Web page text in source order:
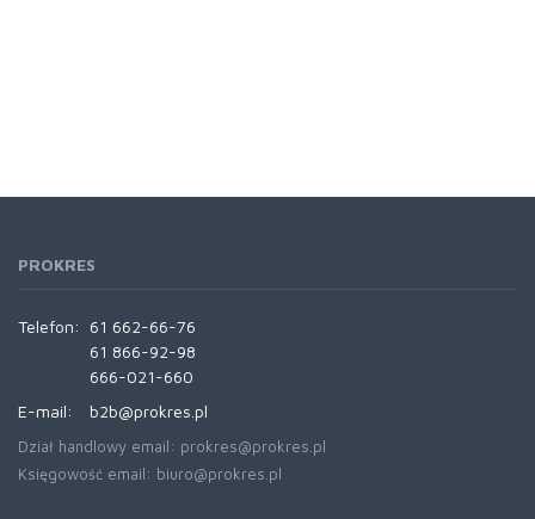
PROKRES
Telefon:
61 662-66-76
61 866-92-98
666-021-660
E-mail:
b2b@prokres.pl
Dział handlowy email: prokres@prokres.pl
Księgowość email: biuro@prokres.pl